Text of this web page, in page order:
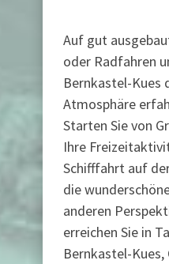
Auf gut
oder Radfahren
Bernkastel-Kues
Atmosphäre
Starten Sie von
Ihre
Schifffahrt auf
die
anderen
erreichen Sie in
Bernkastel-